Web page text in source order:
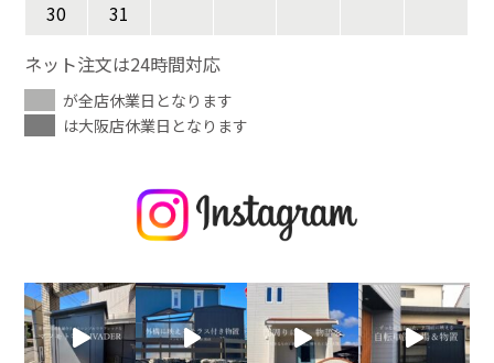
30
31
ネット注文は24時間対応
が全店休業日となります
は大阪店休業日となります